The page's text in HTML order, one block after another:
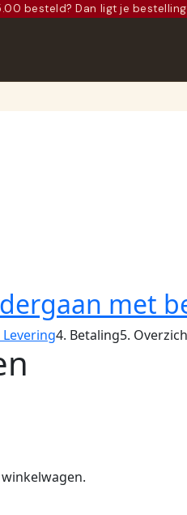
besteld? Dan ligt je bestelling